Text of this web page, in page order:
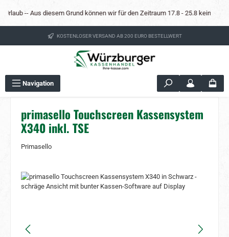
Zum Hauptinhalt springen
-- Aus diesem Grund können wir für den Zeitraum 17.8 - 25.8 keine
KOSTENLOSER VERSAND AB 200 EURO BESTELLWERT
Navigation
primasello Touchscreen Kassensystem
X340 inkl. TSE
Primasello
Bildergalerie überspringen